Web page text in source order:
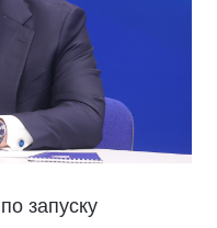
запуску